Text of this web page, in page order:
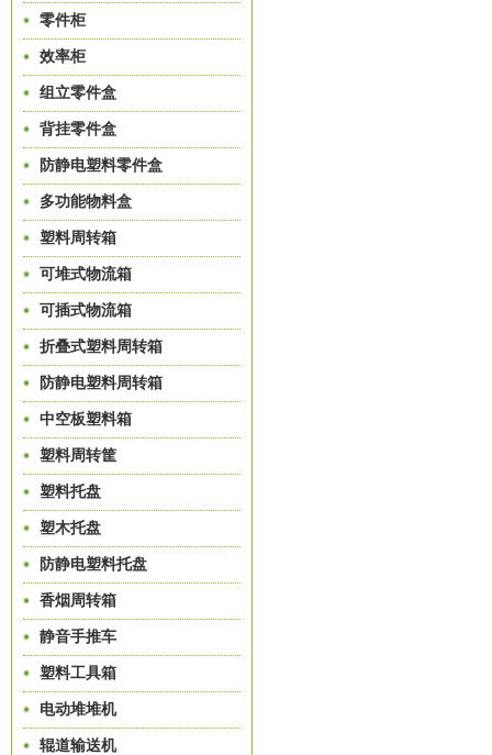
零件柜
效率柜
组立零件盒
背挂零件盒
防静电塑料零件盒
多功能物料盒
塑料周转箱
可堆式物流箱
可插式物流箱
折叠式塑料周转箱
防静电塑料周转箱
中空板塑料箱
塑料周转筐
塑料托盘
塑木托盘
防静电塑料托盘
香烟周转箱
静音手推车
塑料工具箱
电动堆堆机
辊道输送机